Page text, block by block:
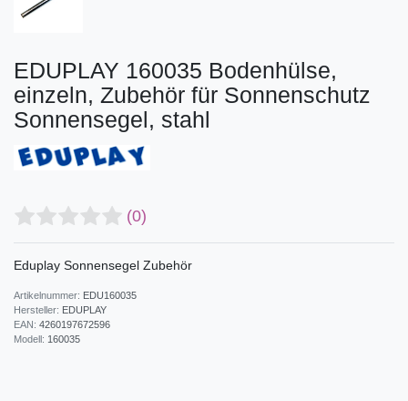
EDUPLAY 160035 Bodenhülse,
einzeln, Zubehör für Sonnenschutz
Sonnensegel, stahl
(0)
Eduplay Sonnensegel Zubehör
Artikelnummer: EDU160035
Hersteller: EDUPLAY
EAN: 4260197672596
Modell: 160035